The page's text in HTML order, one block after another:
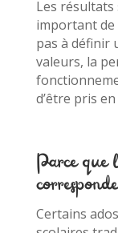
Les
important de
pas à définir
valeurs, la
d’être pris
Parce que
Certains